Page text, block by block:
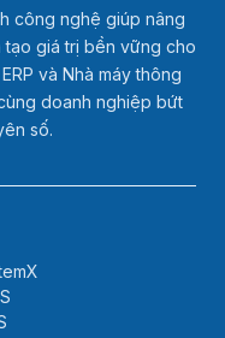
công nghệ giúp nâng
tạo giá trị bền vững cho
và Nhà máy thông
doanh nghiệp bứt
số.